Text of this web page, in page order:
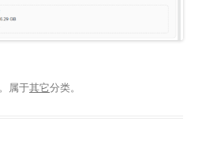
。属于其它分类。